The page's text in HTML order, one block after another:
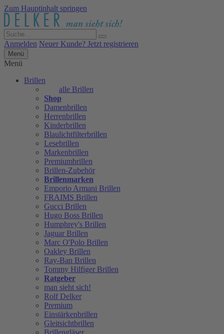
Zum Hauptinhalt springen
Anmelden Neuer Kunde? Jetzt registrieren
Menü
Menü
Brillen
alle Brillen
Shop
Damenbrillen
Herrenbrillen
Kinderbrillen
Blaulichtfilterbrillen
Lesebrillen
Markenbrillen
Premiumbrillen
Brillen-Zubehör
Brillenmarken
Emporio Armani Brillen
FRAIMS Brillen
Gucci Brillen
Hugo Boss Brillen
Humphrey's Brillen
Jaguar Brillen
Marc O'Polo Brillen
Oakley Brillen
Ray-Ban Brillen
Tommy Hilfiger Brillen
Ratgeber
man sieht sich!
Rolf Delker
Premium
Einstärkenbrillen
Gleitsichtbrillen
Brillengläser